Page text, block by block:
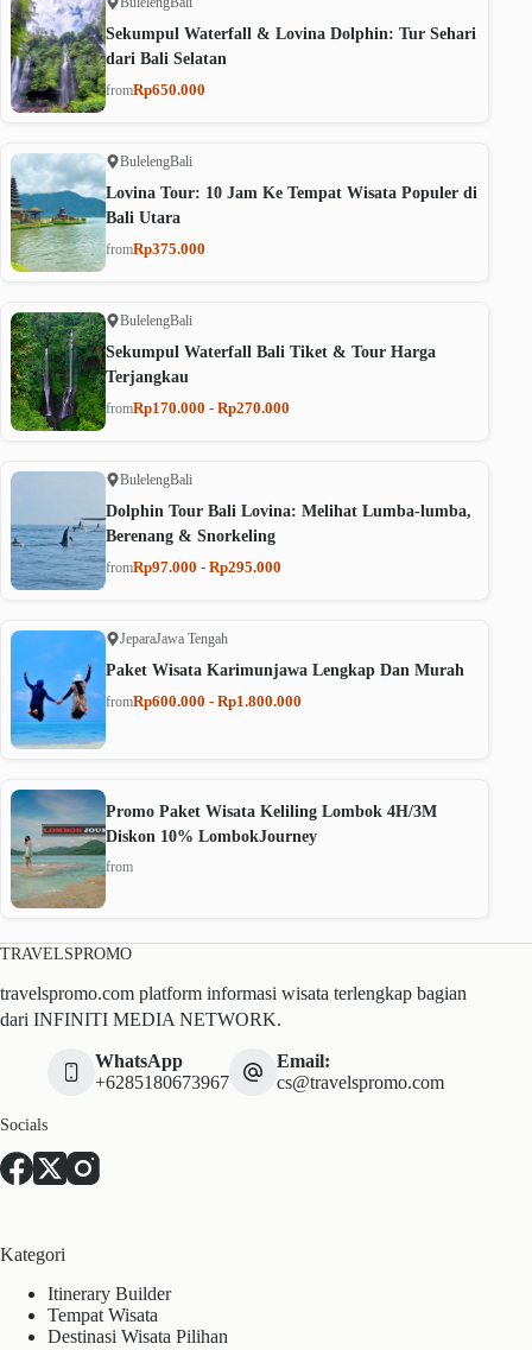
Sekumpul Waterfall & Lovina Dolphin: Tur Sehari
dari Bali Selatan
fromRp650.000
BulelengBali
Lovina Tour: 10 Jam Ke Tempat Wisata Populer di
Bali Utara
fromRp375.000
BulelengBali
Sekumpul Waterfall Bali Tiket & Tour Harga
Terjangkau
fromRp170.000 - Rp270.000
BulelengBali
Dolphin Tour Bali Lovina: Melihat Lumba-lumba,
Berenang & Snorkeling
fromRp97.000 - Rp295.000
JeparaJawa Tengah
Paket Wisata Karimunjawa Lengkap Dan Murah
fromRp600.000 - Rp1.800.000
Promo Paket Wisata Keliling Lombok 4H/3M
Diskon 10% LombokJourney
from
TRAVELSPROMO
travelspromo.com platform informasi wisata terlengkap bagian
dari INFINITI MEDIA NETWORK.
WhatsApp
+6285180673967
Email:
cs@travelspromo.com
Socials
Kategori
Itinerary Builder
Tempat Wisata
Destinasi Wisata Pilihan